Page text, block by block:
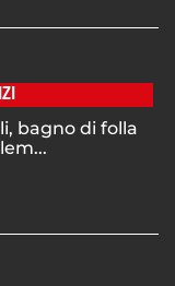
bagno di folla